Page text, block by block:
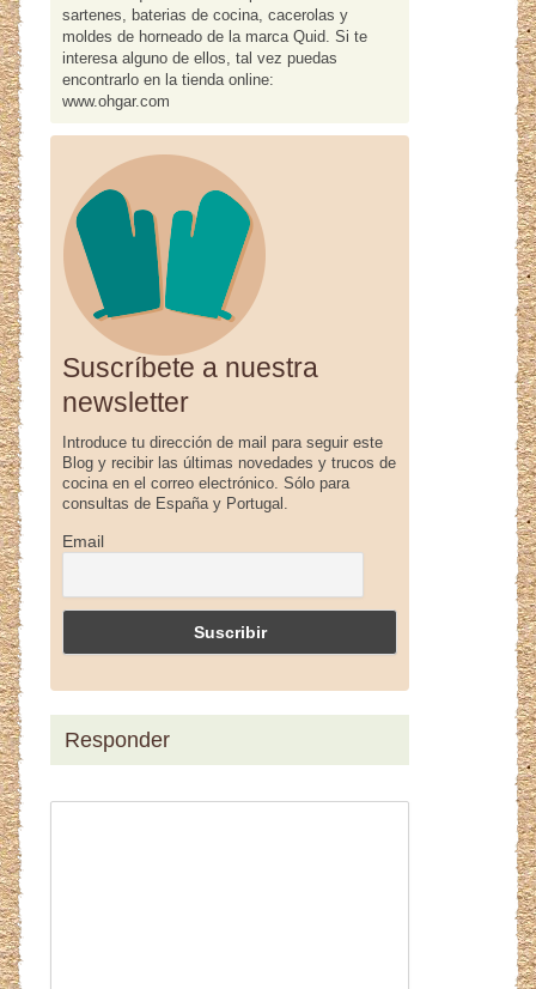
sartenes, baterias de cocina, cacerolas y
moldes de horneado de la marca Quid. Si te
interesa alguno de ellos, tal vez puedas
encontrarlo en la tienda online:
www.ohgar.com
Suscríbete a nuestra
newsletter
Introduce tu dirección de mail para seguir este
Blog y recibir las últimas novedades y trucos de
cocina en el correo electrónico. Sólo para
consultas de España y Portugal.
Email
Responder